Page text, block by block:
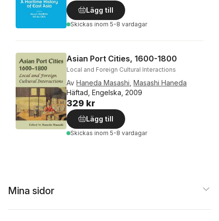
Lägg till
Skickas inom 5-8 vardagar
Asian Port Cities, 1600-1800
Local and Foreign Cultural Interactions
Av Haneda Masashi Masashi Haneda
Häftad, Engelska, 2009
329 kr
Lägg till
Skickas inom 5-8 vardagar
Mina sidor